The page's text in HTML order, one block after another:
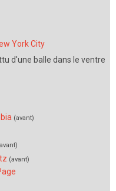
York City
d'une balle dans le ventre
(avant)
(avant)